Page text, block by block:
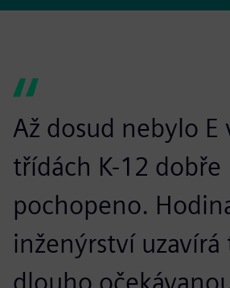
Až dosud nebylo E
třídách K-12 dobře
pochopeno.
inženýrství uzavírá